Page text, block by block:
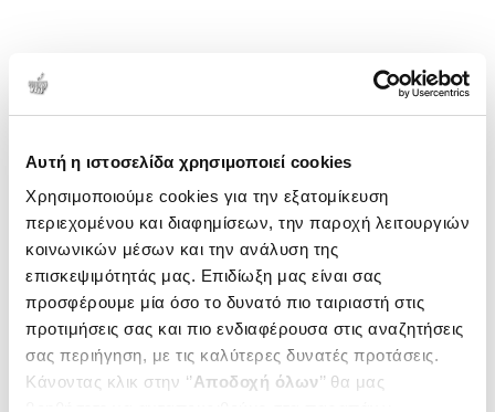
Αυτή η ιστοσελίδα χρησιμοποιεί cookies
Χρησιμοποιούμε cookies για την εξατομίκευση
περιεχομένου και διαφημίσεων, την παροχή λειτουργιών
κοινωνικών μέσων και την ανάλυση της
επισκεψιμότητάς μας. Επιδίωξη μας είναι σας
προσφέρουμε μία όσο το δυνατό πιο ταιριαστή στις
προτιμήσεις σας και πιο ενδιαφέρουσα στις αναζητήσεις
σας περιήγηση, με τις καλύτερες δυνατές προτάσεις.
Κάνοντας κλικ στην ‘’Αποδοχή όλων’’ θα μας